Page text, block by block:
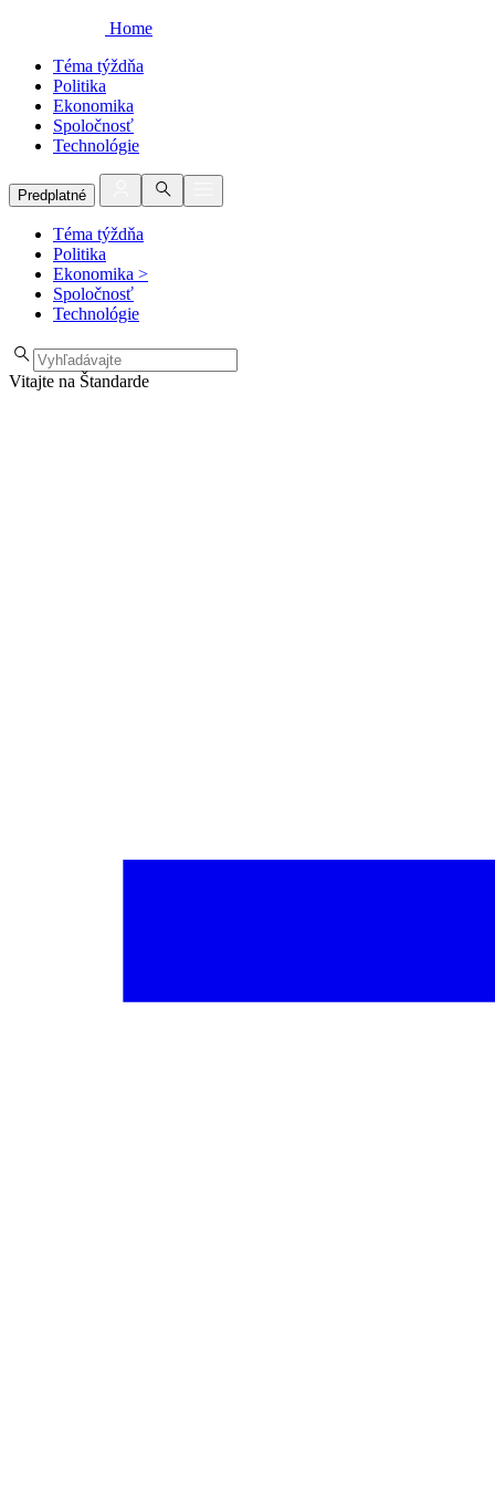
Home
Téma týždňa
Politika
Ekonomika
Spoločnosť
Technológie
Predplatné
Téma týždňa
Politika
Ekonomika >
Spoločnosť
Technológie
Vitajte na Štandarde